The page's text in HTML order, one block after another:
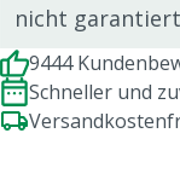
nicht garantiert
9444
Schneller und